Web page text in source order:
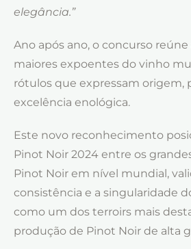
elegância.”
Ano após ano, o concurso
maiores expoentes do vinho
rótulos que expressam origem,
excelência enológica.
Este novo reconhecimento
Pinot Noir 2024 entre os
Pinot Noir em nível mundial,
consistência e a singularidade
como um dos terroirs mais
produção de Pinot Noir de alta